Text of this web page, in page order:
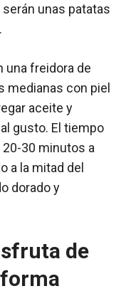
unas patatas
una freidora de
medianas con piel
aceite y
gusto. El tiempo
30 minutos a
a la mitad del
dorado y
de